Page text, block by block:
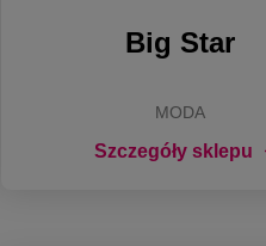
Big Star
MODA
Szczegóły sklepu